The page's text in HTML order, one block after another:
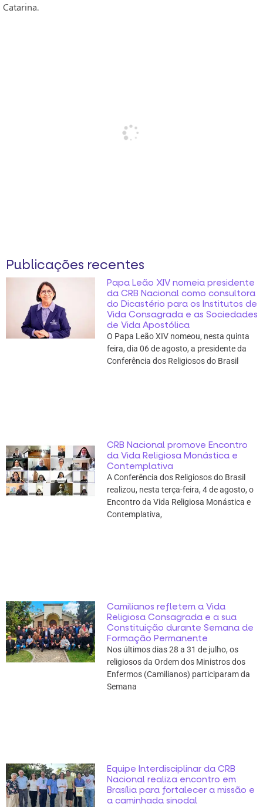
Catarina.
Publicações recentes
Papa Leão XIV nomeia presidente
da CRB Nacional como consultora
do Dicastério para os Institutos de
Vida Consagrada e as Sociedades
de Vida Apostólica
O Papa Leão XIV nomeou, nesta quinta
feira, dia 06 de agosto, a presidente da
Conferência dos Religiosos do Brasil
CRB Nacional promove Encontro
da Vida Religiosa Monástica e
Contemplativa
A Conferência dos Religiosos do Brasil
realizou, nesta terça-feira, 4 de agosto, o
Encontro da Vida Religiosa Monástica e
Contemplativa,
Camilianos refletem a Vida
Religiosa Consagrada e a sua
Constituição durante Semana de
Formação Permanente
Nos últimos dias 28 a 31 de julho, os
religiosos da Ordem dos Ministros dos
Enfermos (Camilianos) participaram da
Semana
Equipe Interdisciplinar da CRB
Nacional realiza encontro em
Brasília para fortalecer a missão e
a caminhada sinodal